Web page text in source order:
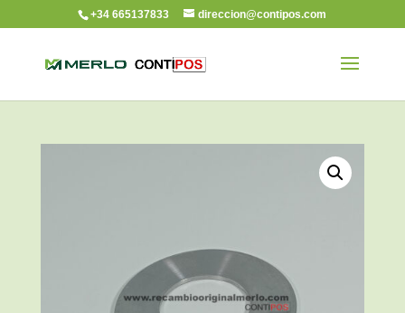
+34 665137833 direccion@contipos.com